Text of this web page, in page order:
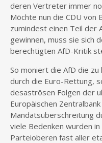
deren Vertreter immer
Möchte nun die CDU von
zumindest einen Teil der
gewinnen, muss sie sich
berechtigten AfD-Kritik
So moniert die AfD die
durch die Euro-Rettung,
desaströsen Folgen der
Europäischen
Mandatsüberschreitung
viele Bedenken wurden
Parteioberen fast aller